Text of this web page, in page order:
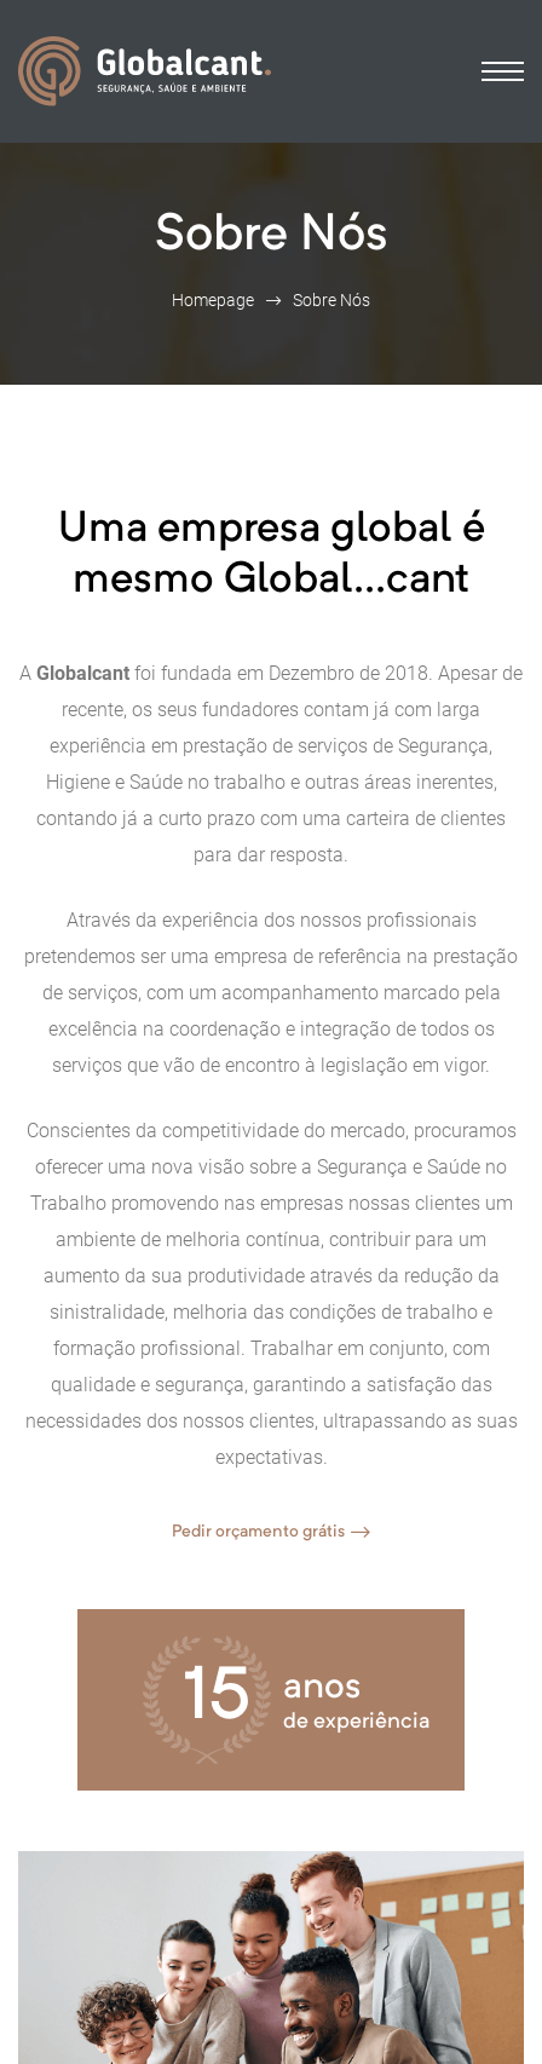
Sobre Nós
Homepage Sobre Nós
Uma empresa global é
mesmo Global...cant
A Globalcant foi fundada em Dezembro de 2018. Apesar de
recente, os seus fundadores contam já com larga
experiência em prestação de serviços de Segurança,
Higiene e Saúde no trabalho e outras áreas inerentes,
contando já a curto prazo com uma carteira de clientes
para dar resposta.
Através da experiência dos nossos profissionais
pretendemos ser uma empresa de referência na prestação
de serviços, com um acompanhamento marcado pela
excelência na coordenação e integração de todos os
serviços que vão de encontro à legislação em vigor.
Conscientes da competitividade do mercado, procuramos
oferecer uma nova visão sobre a Segurança e Saúde no
Trabalho promovendo nas empresas nossas clientes um
ambiente de melhoria contínua, contribuir para um
aumento da sua produtividade através da redução da
sinistralidade, melhoria das condições de trabalho e
formação profissional. Trabalhar em conjunto, com
qualidade e segurança, garantindo a satisfação das
necessidades dos nossos clientes, ultrapassando as suas
expectativas.
Pedir orçamento grátis
15 anos
de experiência
em